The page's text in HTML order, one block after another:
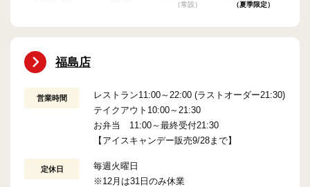
（常設）
（夏季限定）
福島店
営業時間
レストラン11:00～22:00 (ラストオーダー21:30)
テイクアウト10:00～21:30
お弁当 11:00～最終受付21:30
【アイスキャンデー販売9/28まで】
定休日
毎週火曜日
※12月は31日のみ休業